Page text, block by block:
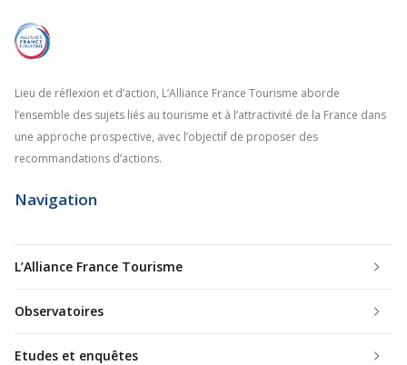
Lieu de réflexion et d’action, L’Alliance France Tourisme aborde
l’ensemble des sujets liés au tourisme et à l’attractivité de la France dans
une approche prospective, avec l’objectif de proposer des
recommandations d’actions.
Navigation
L’Alliance France Tourisme
Observatoires
Etudes et enquêtes